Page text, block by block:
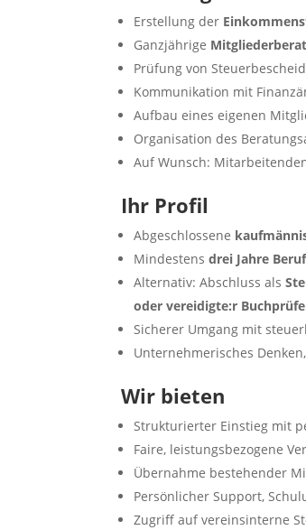
Erstellung der
Ganzjährige
Prüfung von
Kommunikation mit
Aufbau eines eigenen
Organisation des
Auf Wunsch:
Ihr Profil
Abgeschlossene
Mindestensdrei Jahre
Alternativ: Abschluss als
oder vereidigte:r
Sicherer Umgang mit
Unternehmerisches
Wir bieten
Strukturierter Einstieg mit
Faire, leistungsbezogene
Übernahme bestehender
Persönlicher Support,
Zugriff auf vereinsinterne